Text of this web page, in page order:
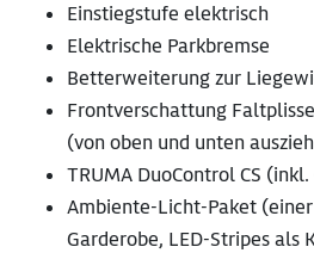
Einstiegstufe elektrisch
Elektrische Parkbremse
Betterweiterung zur
Frontverschattung
(von oben und unten
TRUMA DuoControl CS
Ambiente-Licht-Paket
Garderobe, LED-Stripes als